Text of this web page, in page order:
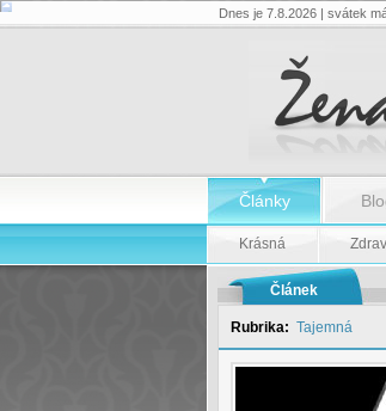
Rituály
Dnes je 7.8.2026 | svátek
Články
Krásná
Článek
Rubrika: Tajemná